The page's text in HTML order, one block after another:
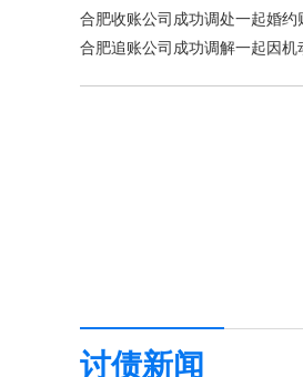
合肥收账公司成功调处一起婚
合肥追账公司成功调解一起因
讨债新闻